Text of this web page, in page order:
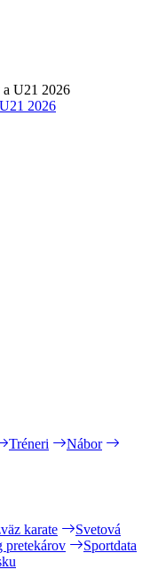
2026
Tréneri
Nábor
karate
Svetová
pretekárov
Sportdata